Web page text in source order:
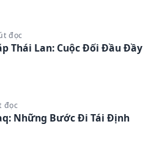
đọc
Thái Lan: Cuộc Đối Đầu Đầy
đọc
Những Bước Đi Tái Định